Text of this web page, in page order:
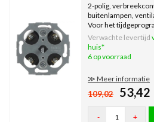
2-polig,
buitenlampen,
Voor het
elektrische
Verwachte levertijd
huis*
6 op voorraad
≫ Meer informatie
109,02 53,42
- +